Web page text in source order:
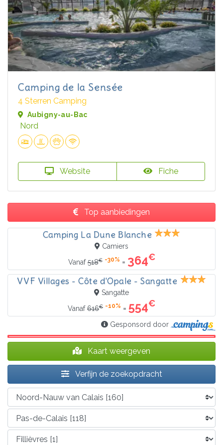
Camping de la Sensée
4 Sterren Camping
Aubigny-au-Bac
Nord
Website Fiche
Top aanbiedingen
Camping La Dune Blanche
Camiers
Vanaf518€ -30% = 364€
VVF Villages - Côte d'Opale - Sangatte
Sangatte
Vanaf616€ -10% = 554€
Gesponsord door
Kaart weergeven
Verfijn de zoekopdracht